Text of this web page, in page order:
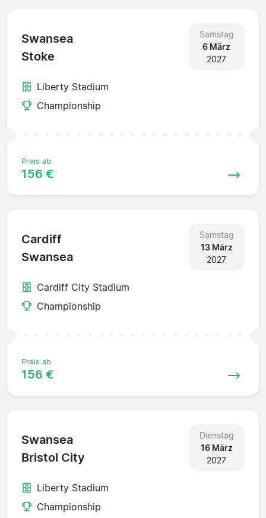
Swansea
Stoke
Samstag
6 März
2027
Liberty Stadium
Championship
Preis ab
156 €
Cardiff
Swansea
Samstag
13 März
2027
Cardiff City Stadium
Championship
Preis ab
156 €
Swansea
Bristol City
Dienstag
16 März
2027
Liberty Stadium
Championship